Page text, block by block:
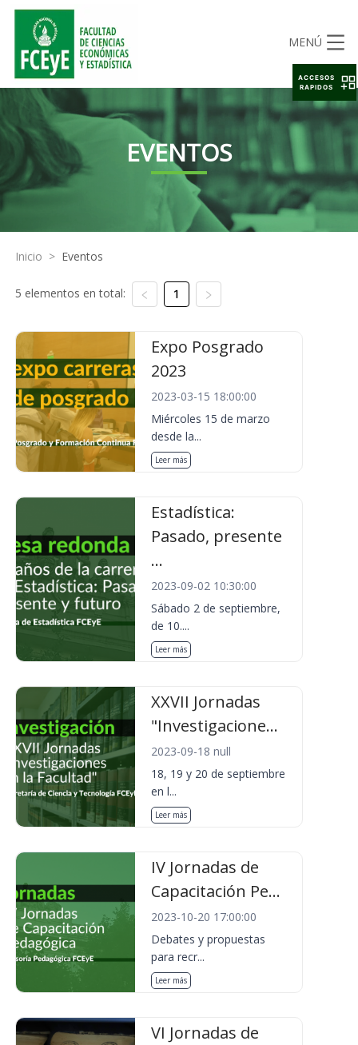
MENÚ
EVENTOS
Inicio > Eventos
5 elementos en total: 1
Expo Posgrado
2023
2023-03-15 18:00:00
Miércoles 15 de marzo
desde la...
Leer más
Estadística:
Pasado, presente
...
2023-09-02 10:30:00
Sábado 2 de septiembre,
de 10....
Leer más
XXVII Jornadas
"Investigacione...
2023-09-18 null
18, 19 y 20 de septiembre
en l...
Leer más
IV Jornadas de
Capacitación Pe...
2023-10-20 17:00:00
Debates y propuestas
para recr...
Leer más
VI Jornadas de
ACCESOS
RAPIDOS